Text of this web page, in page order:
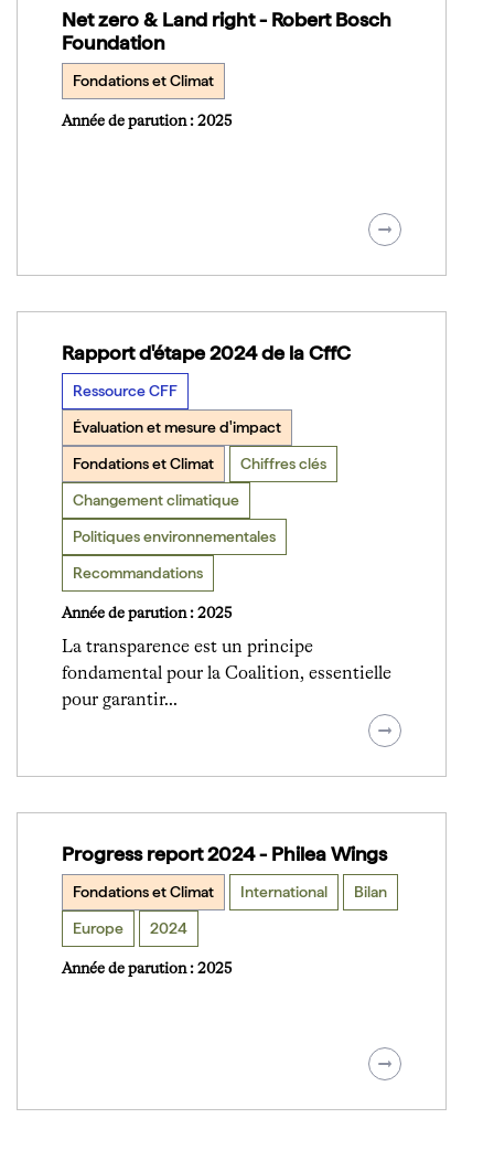
Net zero & Land right - Robert Bosch
Foundation
Fondations et Climat
Année de parution : 2025
Rapport d'étape 2024 de la CffC
Ressource CFF
Évaluation et mesure d'impact
Fondations et Climat Chiffres clés
Changement climatique
Politiques environnementales
Recommandations
Année de parution : 2025
La transparence est un principe
fondamental pour la Coalition, essentielle
pour garantir…
Progress report 2024 - Philea Wings
Fondations et Climat International Bilan
Europe 2024
Année de parution : 2025